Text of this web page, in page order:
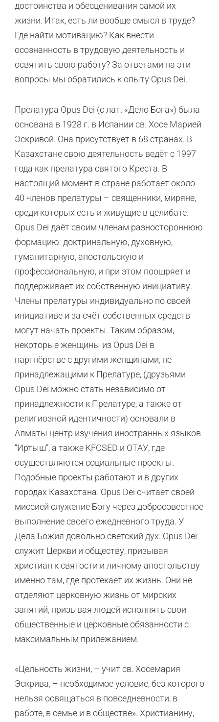
достоинства и обесценивания самой их
жизни. Итак, есть ли вообще смысл в труде?
Где найти мотивацию? Как внести
осознанность в трудовую деятельность и
освятить свою работу? За ответами на эти
вопросы мы обратились к опыту Opus Dei.
Прелатура Opus Dei (с лат. «Дело Бога») была
основана в 1928 г. в Испании св. Хосе Марией
Эскривой. Она присутствует в 68 странах. В
Казахстане свою деятельность ведёт с 1997
года как прелатура святого Креста. В
настоящий момент в стране работает около
40 членов прелатуры – священники, миряне,
среди которых есть и живущие в целибате.
Opus Dei даёт своим членам разностороннюю
формацию: доктринальную, духовную,
гуманитарную, апостольскую и
профессиональную, и при этом поощряет и
поддерживает их собственную инициативу.
Члены прелатуры индивидуально по своей
инициативе и за счёт собственных средств
могут начать проекты. Таким образом,
некоторые женщины из Opus Dei в
партнёрстве с другими женщинами, не
принадлежащими к Прелатуре, (друзьями
Opus Dei можно стать независимо от
принадлежности к Прелатуре, а также от
религиозной идентичности) основали в
Алматы центр изучения иностранных языков
“Иртыш”, а также KFCSED и ОТАУ, где
осуществляются социальные проекты.
Подобные проекты работают и в других
городах Казахстана. Opus Dei считает своей
миссией служение Богу через добросовестное
выполнение своего ежедневного труда. У
Дела Божия довольно светский дух: Opus Dei
служит Церкви и обществу, призывая
христиан к святости и личному апостольству
именно там, где протекает их жизнь. Они не
отделяют церковную жизнь от мирских
занятий, призывая людей исполнять свои
общественные и церковные обязанности с
максимальным прилежанием.
«Цельность жизни, – учит св. Хосемария
Эскрива, – необходимое условие, без которого
нельзя освящаться в повседневности, в
работе, в семье и в обществе». Христианину,